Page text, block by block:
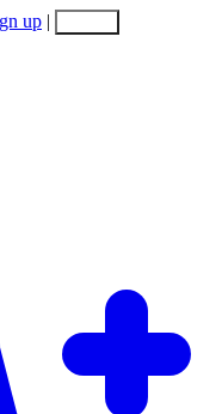
up |